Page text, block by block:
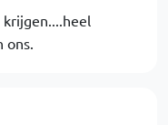
krijgen....heel
ons.